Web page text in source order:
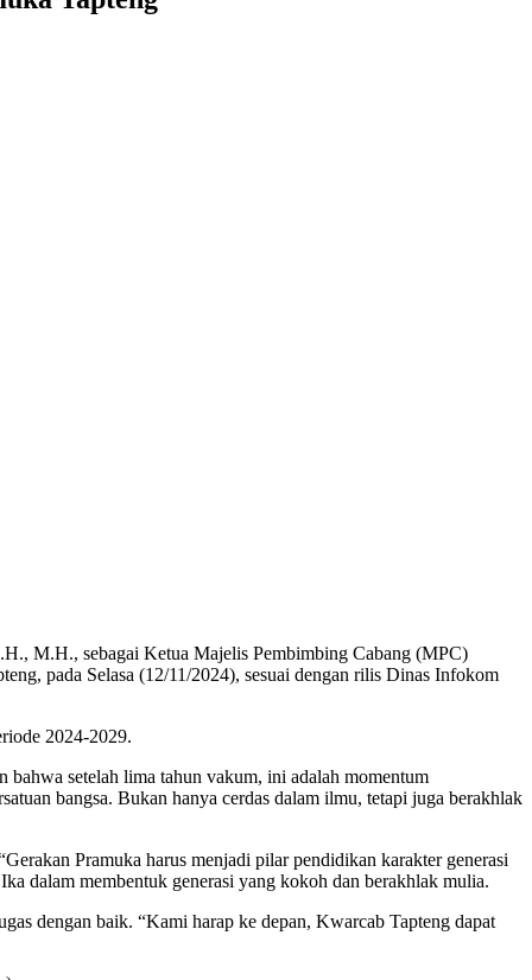
M.H., sebagai Ketua Majelis Pembimbing Cabang (MPC)
pada Selasa (12/11/2024), sesuai dengan rilis Dinas Infokom
2024-2029.
bahwa setelah lima tahun vakum, ini adalah momentum
bangsa. Bukan hanya cerdas dalam ilmu, tetapi juga berakhlak
Pramuka harus menjadi pilar pendidikan karakter generasi
dalam membentuk generasi yang kokoh dan berakhlak mulia.
dengan baik. “Kami harap ke depan, Kwarcab Tapteng dapat